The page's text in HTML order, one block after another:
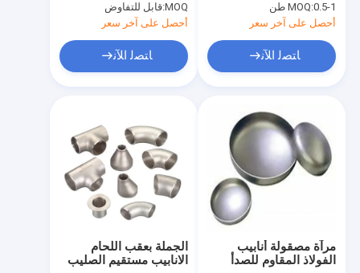
MOQ: قابل للتفاوض
أحصل على آخر سعر
ﺎﺘﺼﻟ ﺍﻶﻧ
MOQ:0.5-1 طن
أحصل على آخر سعر
ﺎﺘﺼﻟ ﺍﻶﻧ
الجملة بعقب اللحام
الانابيب مستقيم الصليب
مرآة مصقولة أنابيب
الفولاذ المقاوم للصدأ